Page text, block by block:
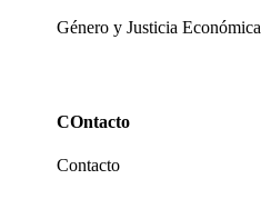
Género y Justicia Económica
COntacto
Contacto